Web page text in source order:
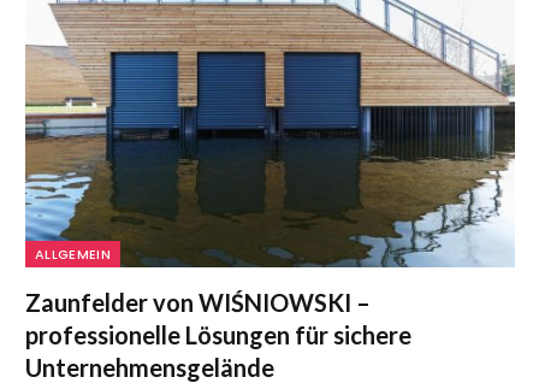
ALLGEMEIN
Zaunfelder von WIŚNIOWSKI –
professionelle Lösungen für sichere
Unternehmensgelände